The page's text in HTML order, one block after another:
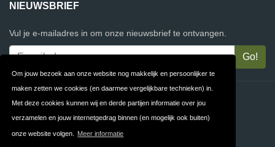
Om jouw bezoek aan onze website nog makkelijk en persoonlijker te
maken zetten we cookies (en daarmee vergelijkbare technieken) in.
Met deze cookies kunnen wij en derde partijen informatie over jou
verzamelen en jouw internetgedrag binnen (en mogelijk ook buiten)
onze website volgen. Meer informatie
NIEUWSBRIEF
Vul je e-mailadres in om onze nieuwsbrief te ontvangen.
Contact Privacy
Algemene FAQ